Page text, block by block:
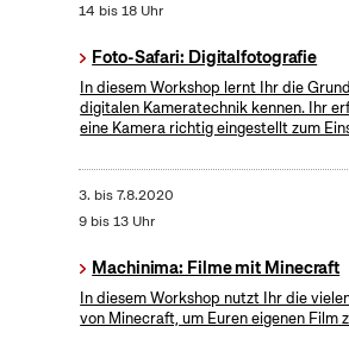
14 bis 18 Uhr
Foto-Safari: Digitalfotografie
In diesem Workshop lernt Ihr die
digitalen Kameratechnik kennen. Ihr
eine Kamera richtig eingestellt zum
3. bis7.8.2020
9 bis 13 Uhr
Machinima: Filme mit Minecraft
In diesem Workshop nutzt Ihr die
von Minecraft, um Euren eigenen Film